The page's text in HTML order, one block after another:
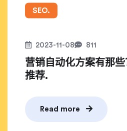
SEO.
2023-11-08 811
营销自动化方案有那
推荐.
Read more